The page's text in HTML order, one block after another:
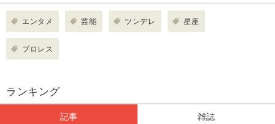
エンタメ 芸能 ツンデレ 星座
プロレス
ランキング
記事 雑誌